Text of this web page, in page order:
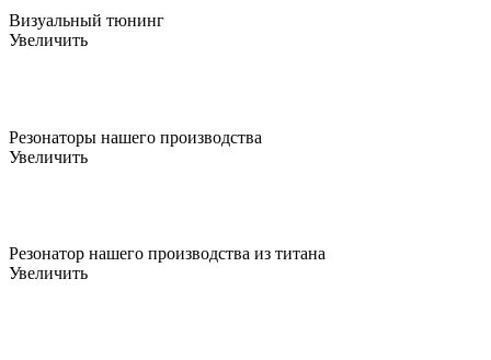
Визуальный тюнинг
Увеличить
Резонаторы нашего производства
Увеличить
Резонатор нашего производства из титана
Увеличить